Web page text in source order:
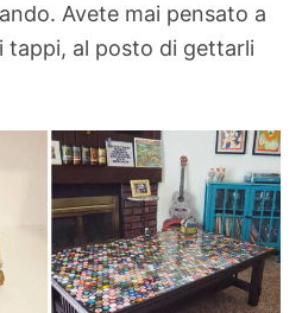
Avete mai pensato a
tappi, al posto di gettarli